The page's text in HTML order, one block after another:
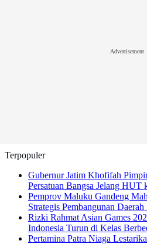
Advertisement
Terpopuler
Gubernur Jatim Khofifah
Persatuan Bangsa Jelang HUT
Pemprov Maluku Gandeng
Strategis Pembangunan Daerah
Rizki Rahmat Asian Games
Indonesia Turun di Kelas
Pertamina Patra Niaga